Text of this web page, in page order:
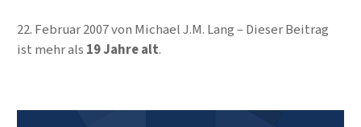
22. Februar 2007von Michael J.M. Lang
Dieser Beitrag
ist mehr als 19 Jahre alt.